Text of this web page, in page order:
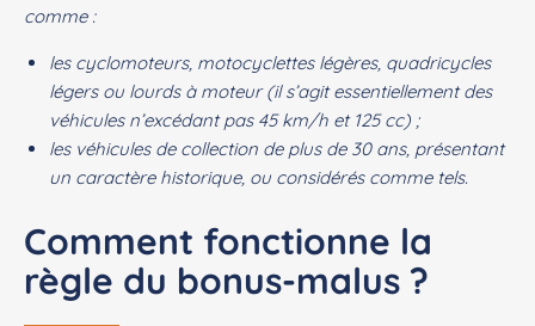
comme :
les cyclomoteurs, motocyclettes légères, quadricycles
légers ou lourds à moteur (il s’agit essentiellement des
véhicules n’excédant pas 45 km/h et 125 cc) ;
les véhicules de collection de plus de 30 ans, présentant
un caractère historique, ou considérés comme tels.
Comment fonctionne la
règle du bonus-malus ?